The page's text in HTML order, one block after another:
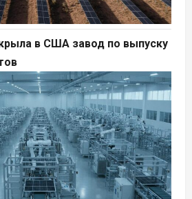
в США завод по выпуску